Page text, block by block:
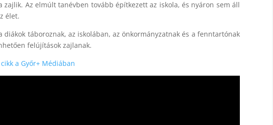
zajlik. Az elmúlt tanévben tovább építkezett az iskola, és nyáron sem áll
élet.
diákok táboroznak, az iskolában, az önkormányzatnak és a fenntartónak
felújítások zajlanak.
a Győr+ Médiában